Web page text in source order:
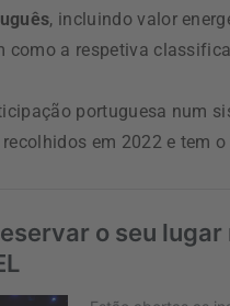
, incluindo valor
como a respetiva
portuguesa num
em 2022 e tem